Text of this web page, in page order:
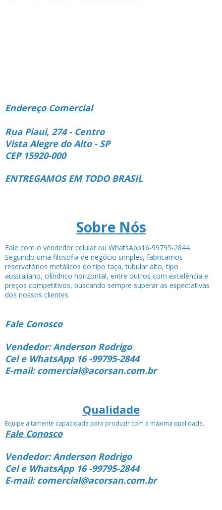
Endereço Comercial
Rua Piaui, 274 - Centro
Vista Alegre do Alto - SP
CEP 15920-000
ENTREGAMOS EM TODO BRASIL
Sobre Nós
Fale com o vendedor celular ou WhatsApp16-99795-2844
Seguindo uma filosofia de negócio simples, fabricamos
reservatórios metálicos do tipo taça, tubular alto, tipo
australiano, cilíndrico horizontal, entre outros com excelência e
preços competitivos, buscando sempre superar as espectativas
dos nossos clientes.
Fale Conosco
Vendedor: Anderson Rodrigo
Cel e WhatsApp 16 -99795-2844
E-mail: comercial@acorsan.com.br
Qualidade
Equipe altamente capacidada para produzir com a máxima qualidade.
Fale Conosco
Vendedor: Anderson Rodrigo
Cel e WhatsApp 16 -99795-2844
E-mail: comercial@acorsan.com.br